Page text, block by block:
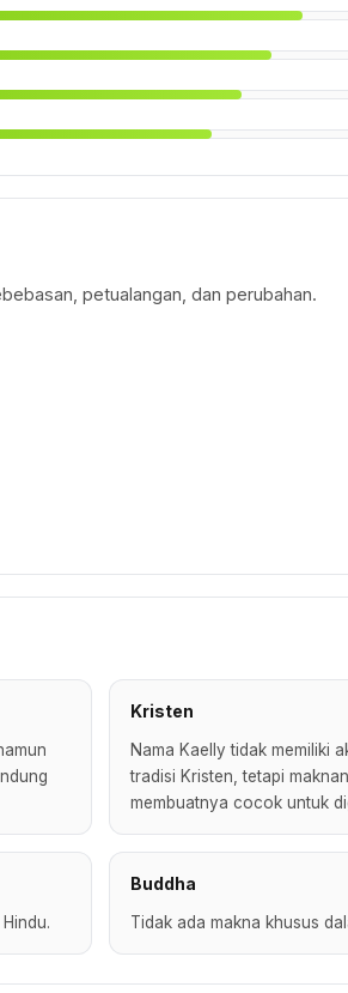
petualangan, dan perubahan.
Kristen
Nama Kaelly tidak memiliki
tradisi Kristen, tetapi
membuatnya cocok untuk
Buddha
Tidak ada makna khusus